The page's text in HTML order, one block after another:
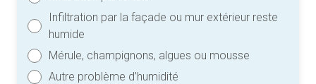
Infiltration par la façade ou mur extérieur reste
humide
Mérule, champignons, algues ou mousse
Autre problème d’humidité